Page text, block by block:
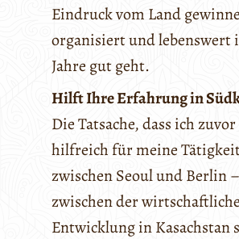
Eindruck vom Land
organisiert und lebenswert
Jahre gut geht.
Hilft Ihre Erfahrung in
Die Tatsache, dass ich
hilfreich für meine
zwischen Seoul und Berlin
zwischen der
Entwicklung in Kasachstan